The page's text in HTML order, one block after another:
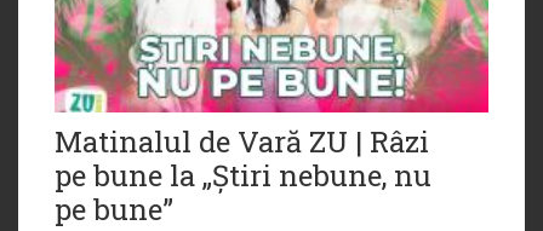
Matinalul de Vară ZU | Râzi
pe bune la „Știri nebune, nu
pe bune”